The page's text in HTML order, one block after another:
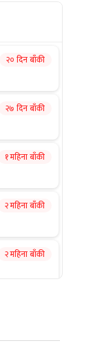
२० दिन बाँकी
२७ दिन बाँकी
१ महिना बाँकी
२ महिना बाँकी
२ महिना बाँकी